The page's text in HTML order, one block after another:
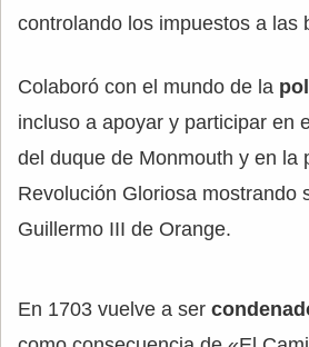
controlando los impuestos a las
Colaboró con el mundo de la
incluso a apoyar y participar en
del duque de Monmouth y en la
Revolución Gloriosa mostrando
Guillermo III de Orange.
En 1703 vuelve a ser